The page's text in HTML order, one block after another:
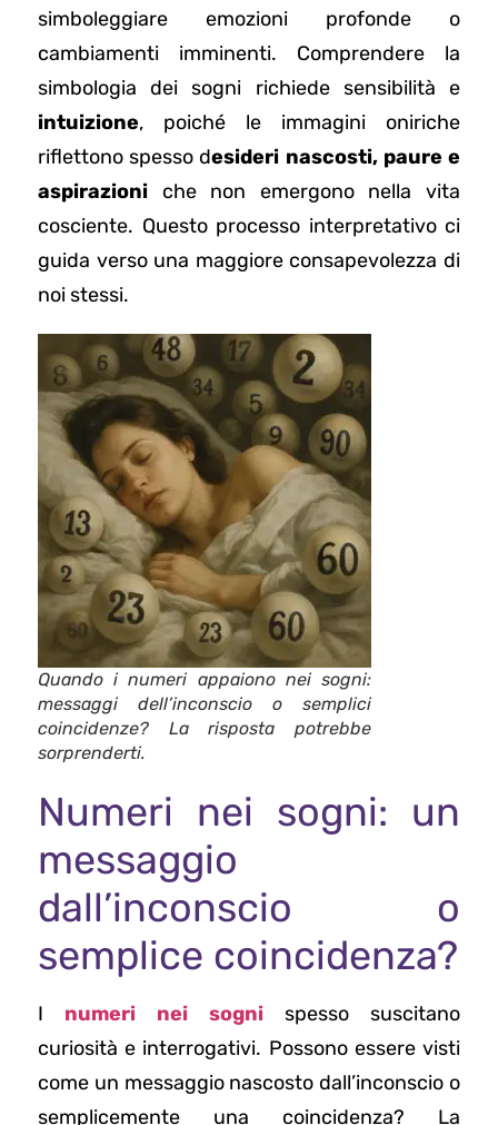
simboleggiare emozioni profonde o
cambiamenti imminenti. Comprendere la
simbologia dei sogni richiede sensibilità e
intuizione, poiché le immagini oniriche
riflettono spesso desideri nascosti, paure e
aspirazioni che non emergono nella vita
cosciente. Questo processo interpretativo ci
guida verso una maggiore consapevolezza di
noi stessi.
Quando i numeri appaiono nei sogni:
messaggi dell’inconscio o semplici
coincidenze? La risposta potrebbe
sorprenderti.
Numeri nei sogni: un
messaggio
dall’inconscio o
semplice coincidenza?
I numeri nei sogni spesso suscitano
curiosità e interrogativi. Possono essere visti
come un messaggio nascosto dall’inconscio o
semplicemente una coincidenza? La